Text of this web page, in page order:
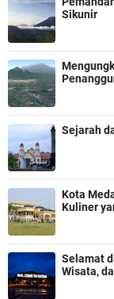
Sikunir
Sejarah
Kota
Kuliner
Selamat
Wisata,